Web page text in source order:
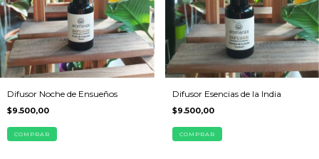
Difusor Noche de Ensueños
$9.500,00
COMPRAR
Difusor Esencias de la India
$9.500,00
COMPRAR